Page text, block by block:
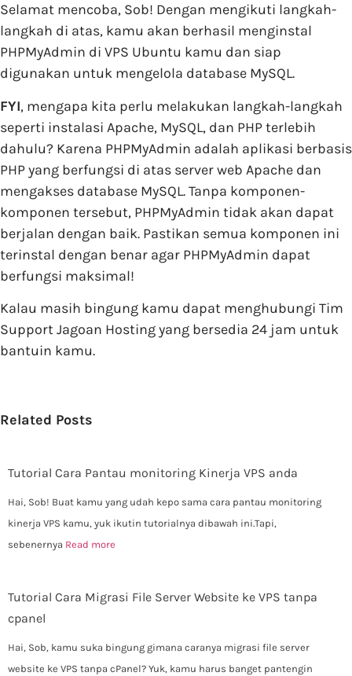
Selamat mencoba, Sob! Dengan mengikuti langkah-
langkah di atas, kamu akan berhasil menginstal
PHPMyAdmin di VPS Ubuntu kamu dan siap
digunakan untuk mengelola database MySQL.
FYI, mengapa kita perlu melakukan langkah-langkah
seperti instalasi Apache, MySQL, dan PHP terlebih
dahulu? Karena PHPMyAdmin adalah aplikasi berbasis
PHP yang berfungsi di atas server web Apache dan
mengakses database MySQL. Tanpa komponen-
komponen tersebut, PHPMyAdmin tidak akan dapat
berjalan dengan baik. Pastikan semua komponen ini
terinstal dengan benar agar PHPMyAdmin dapat
berfungsi maksimal!
Kalau masih bingung kamu dapat menghubungi Tim
Support Jagoan Hosting yang bersedia 24 jam untuk
bantuin kamu.
Related Posts
Tutorial Cara Pantau monitoring Kinerja VPS anda
Hai, Sob! Buat kamu yang udah kepo sama cara pantau monitoring
kinerja VPS kamu, yuk ikutin tutorialnya dibawah ini.Tapi,
sebenernya Read more
Tutorial Cara Migrasi File Server Website ke VPS tanpa
cpanel
Hai, Sob, kamu suka bingung gimana caranya migrasi file server
website ke VPS tanpa cPanel? Yuk, kamu harus banget pantengin